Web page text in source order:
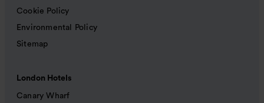
Cookie Policy
Environmental Policy
Sitemap
London Hotels
Canary Wharf